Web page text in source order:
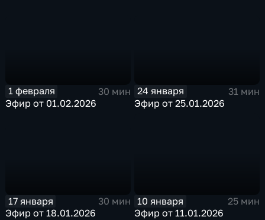
1 февраля
30 мин
Эфир от 01.02.2026
24 января
31 мин
Эфир от 25.01.2026
17 января
30 мин
Эфир от 18.01.2026
10 января
25 мин
Эфир от 11.01.2026